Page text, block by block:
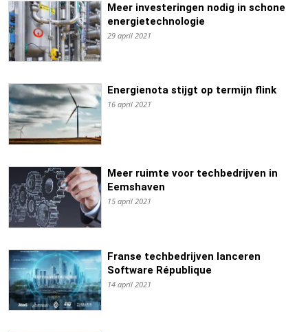
Meer investeringen nodig in schone
energietechnologie
29 april 2021
Energienota stijgt op termijn flink
16 april 2021
Meer ruimte voor techbedrijven in
Eemshaven
15 april 2021
Franse techbedrijven lanceren
Software République
14 april 2021